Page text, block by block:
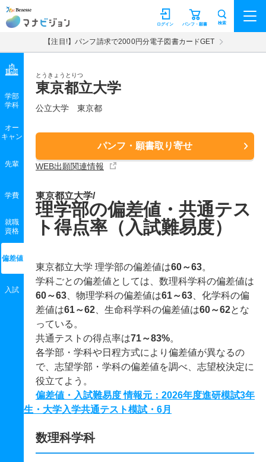
マナビジョン パンフ・願書
ログイン 検索
【注目!】パンフ請求で2000円分電子図書カードGET
とうきょうとりつ
東京都立大学
公立大学 東京都
パンフ・願書取り寄せ
WEB出願関連情報
学部
学科
オー
キャン
先輩
学費
就職
資格
偏差値
入試
東京都立大学/
理学部の偏差値・共通テス
ト得点率（入試難易度）
東京都立大学 理学部の偏差値は60～63。
学科ごとの偏差値としては、数理科学科の偏差値は
60～63 、物理学科の偏差値は61～63 、化学科の偏
差値は61～62 、生命科学科の偏差値は60～62とな
っている。
共通テストの得点率は71～83%。
各学部・学科や日程方式により偏差値が異なるの
で、志望学部・学科の偏差値を調べ、志望校決定に
役立てよう。
偏差値・入試難易度 情報元：2026年度進研模試3年
生・大学入学共通テスト模試・6月
数理科学科